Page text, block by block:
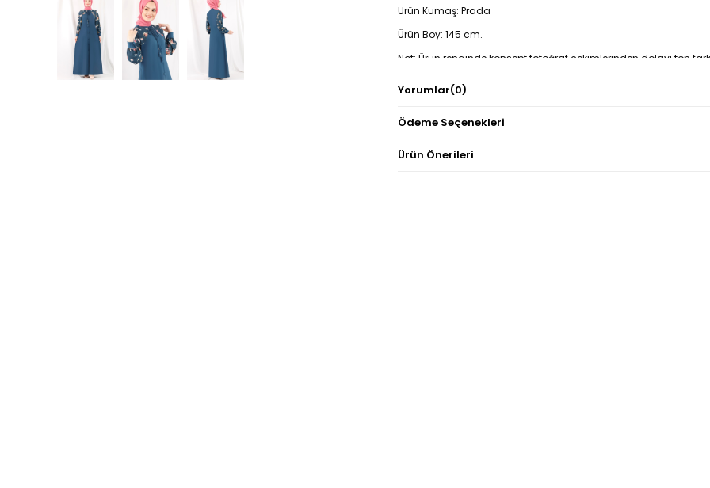
Ürün Kumaş: Prada
Ürün Boy: 145 cm.
Not: Ürün renginde konsept fotoğraf çekimlerinden dolayı ton
Yorumlar(0)
Ödeme Seçenekleri
Ürün Önerileri